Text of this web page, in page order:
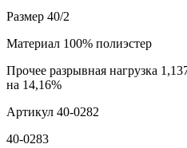
Размер 40/2
Материал 100% полиэстер
Прочее разрывная нагрузка
на 14,16%
Артикул 40-0282
40-0283